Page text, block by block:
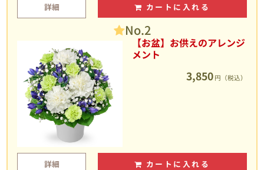
詳細 カートに入れる
No.2
【お盆】お供えのアレンジ
メント
3,850 円（税込）
詳細 カートに入れる